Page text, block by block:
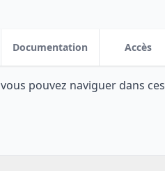
Documentation Accès
pouvez naviguer dans ces